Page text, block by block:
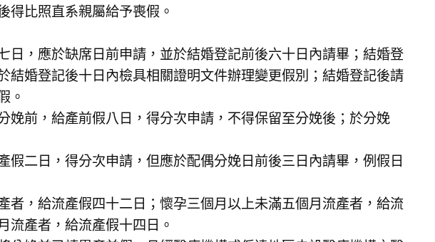
得比照直系親屬給予喪假。
日，應於缺席日前申請，並於結婚登記前後六十日內請畢；結婚登
結婚登記後十日內檢具相關證明文件辦理變更假別；結婚登記後請
。
娩前，給產前假八日，得分次申請，不得保留至分娩後；於分娩
假二日，得分次申請，但應於配偶分娩日前後三日內請畢，例假日
者，給流產假四十二日；懷孕三個月以上未滿五個月流產者，給流
流產者，給流產假十四日。